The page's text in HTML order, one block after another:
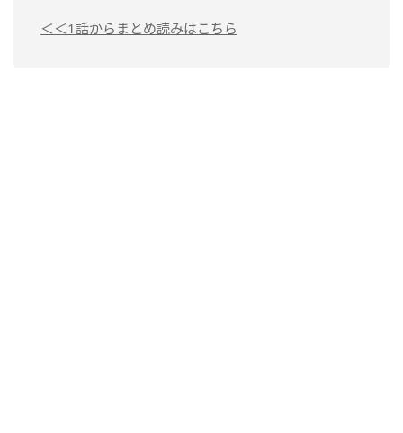
＜＜1話からまとめ読みはこちら